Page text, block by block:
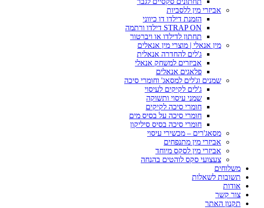
אביזרי מין ללסביות
הזמנת דילדו דו כיווני
STRAP ON דילדו ורתמה
תחתון לדילדו או ויברטור
מין אנאלי | מוצרי מין אנאלים
ג'לים להחדרה אנאלית
אביזרים למשחק אנאלי
פלאגים אנאלים
שמנים וג'לים למסאג' וחומרי סיכה
ג'לים לקיקים לעיסוי
שמני עיסוי ותשוקה
חומרי סיכה לקיקים
חומרי סיכה על בסיס מים
חומרי סיכה בסיס סיליקון
מסאג'רים – מכשירי עיסוי
אביזרי מין מתנפחים
אביזרי מין לסקס מיוחד
צעצועי סקס לוהטים בהנחה
משלוחים
תשובות לשאלות
אודות
צור קשר
תקנון האתר